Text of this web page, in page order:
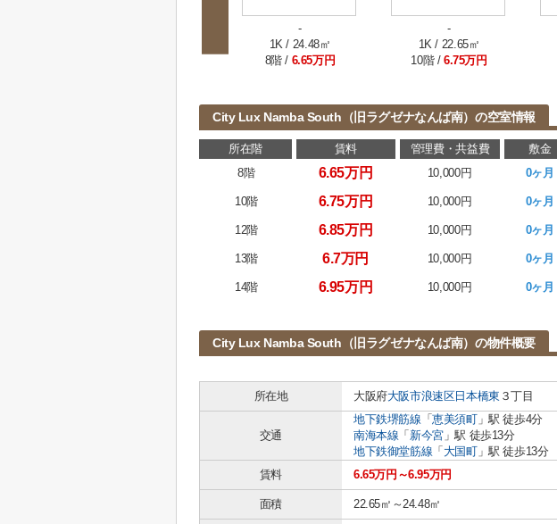
-
1K / 24.48㎡
8階 / 6.65万円
-
1K / 22.65㎡
10階 / 6.75万円
City Lux Namba South（旧ラグゼナなんば南）の空室情報
所在階 賃料 管理費・共益費 敷金
8階
6.65万円 10,000円 0ヶ月
10階 6.75万円 10,000円 0ヶ月
12階 6.85万円 10,000円 0ヶ月
13階 6.7万円 10,000円 0ヶ月
14階 6.95万円 10,000円 0ヶ月
City Lux Namba South（旧ラグゼナなんば南）の物件概要
所在地
大阪府大阪市浪速区日本橋東 ３丁目
交通
地下鉄堺筋線 「恵美須町」駅 徒歩4分
南海本線 「 新今宮」駅 徒歩13分
地下鉄御堂筋線 「 大国町」駅 徒歩13分
賃料
6.65万円～6.95万円
面積 22.65㎡～24.48㎡